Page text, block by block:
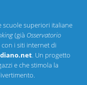
scuole superiori italiane
(già Osservatorio
i siti internet di
. Un progetto
e che stimola la